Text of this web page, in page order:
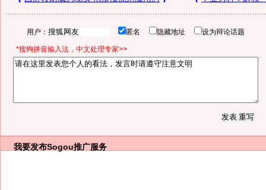
用户： 匿名 隐藏地址 设为辩论话题
*搜狗拼音输入法，中文处理专家>>
我要发布Sogou推广服务